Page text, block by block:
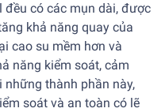
đều có các mụn dài, được
khả năng quay của
cao su mềm hơn và
năng kiểm soát, cảm
thành phần này,
soát và an toàn có lẽ